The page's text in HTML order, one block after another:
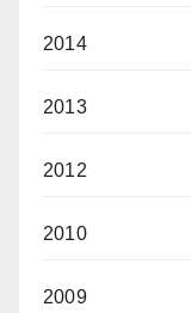
2014
2013
2012
2010
2009